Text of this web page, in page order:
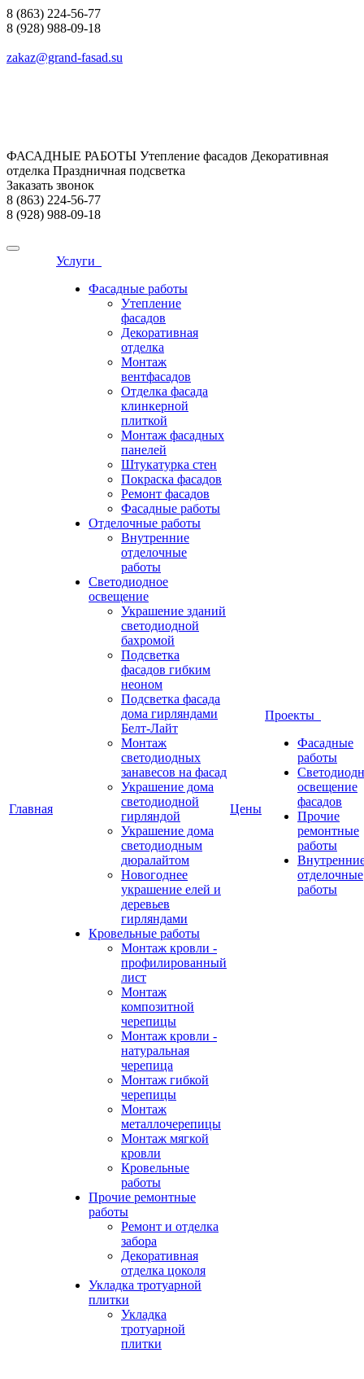
8 (863) 224-56-77
8 (928) 988-09-18
zakaz@grand-fasad.su
ФАСАДНЫЕ РАБОТЫ Утепление фасадов Декоративная
отделка Праздничная подсветка
Заказать звонок
8 (863) 224-56-77
8 (928) 988-09-18
Главная
Услуги
Фасадные работы
Утепление
фасадов
Декоративная
отделка
Монтаж
вентфасадов
Отделка фасада
клинкерной
плиткой
Монтаж фасадных
панелей
Штукатурка стен
Покраска фасадов
Ремонт фасадов
Фасадные работы
Отделочные работы
Внутренние
отделочные
работы
Светодиодное
освещение
Украшение зданий
светодиодной
бахромой
Подсветка
фасадов гибким
неоном
Подсветка фасада
дома гирляндами
Белт-Лайт
Монтаж
светодиодных
занавесов на фасад
Украшение дома
светодиодной
гирляндой
Украшение дома
светодиодным
дюралайтом
Новогоднее
украшение елей и
деревьев
гирляндами
Кровельные работы
Монтаж кровли -
профилированный
лист
Монтаж
композитной
черепицы
Монтаж кровли -
натуральная
черепица
Монтаж гибкой
черепицы
Монтаж
металлочерепицы
Монтаж мягкой
кровли
Кровельные
работы
Прочие ремонтные
работы
Ремонт и отделка
забора
Декоративная
отделка цоколя
Укладка тротуарной
плитки
Укладка
тротуарной
плитки
Цены
Проекты
Фасадные
работы
освещение
фасадов
Прочие
ремонтные
работы
отделочные
работы